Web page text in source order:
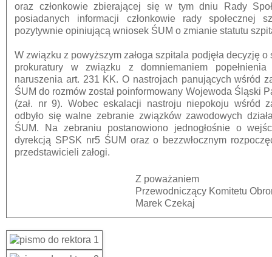
oraz członkowie zbierającej się w tym dniu Rady
posiadanych informacji członkowie rady społecznej
pozytywnie opiniującą wniosek ŚUM o zmianie statutu
W związku z powyższym załoga szpitala podjęła decyzję
prokuratury w związku z domniemaniem popełnienia
naruszenia art. 231 KK. O nastrojach panujących wśród
ŚUM do rozmów został poinformowany Wojewoda Śląski
(zał. nr 9). Wobec eskalacji nastroju niepokoju wśród
odbyło się walne zebranie związków zawodowych
ŚUM. Na zebraniu postanowiono jednogłośnie o
dyrekcją SPSK nr5 ŚUM oraz o bezzwłocznym
przedstawicieli załogi.
Z poważaniem
Przewodniczący Komitetu
Marek Czekaj